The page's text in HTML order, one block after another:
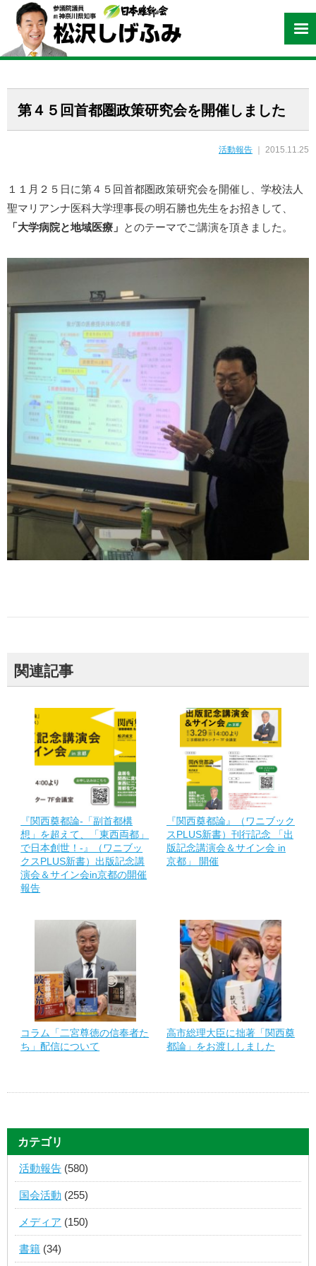
第４５回首都圏政策研究会を開催しました
活動報告 ｜ 2015.11.25
１１月２５日に第４５回首都圏政策研究会を開催し、学校法人
聖マリアンナ医科大学理事長の明石勝也先生をお招きして、
「大学病院と地域医療」 とのテーマでご講演を頂きました。
関連記事
『関西奠都論-「副首都構
想」を超えて、「東西両都」
で日本創世！-』（ワニブッ
クスPLUS新書）出版記念講
演会＆サイン会in京都の開催
報告
『関西奠都論』（ワニブック
スPLUS新書）刊行記念 「出
版記念講演会＆サイン会 in
京都」 開催
コラム「二宮尊徳の信奉者た
ち」配信について
高市総理大臣に拙著「関西奠
都論」をお渡ししました
カテゴリ
活動報告 (580)
国会活動 (255)
メディア (150)
書籍 (34)